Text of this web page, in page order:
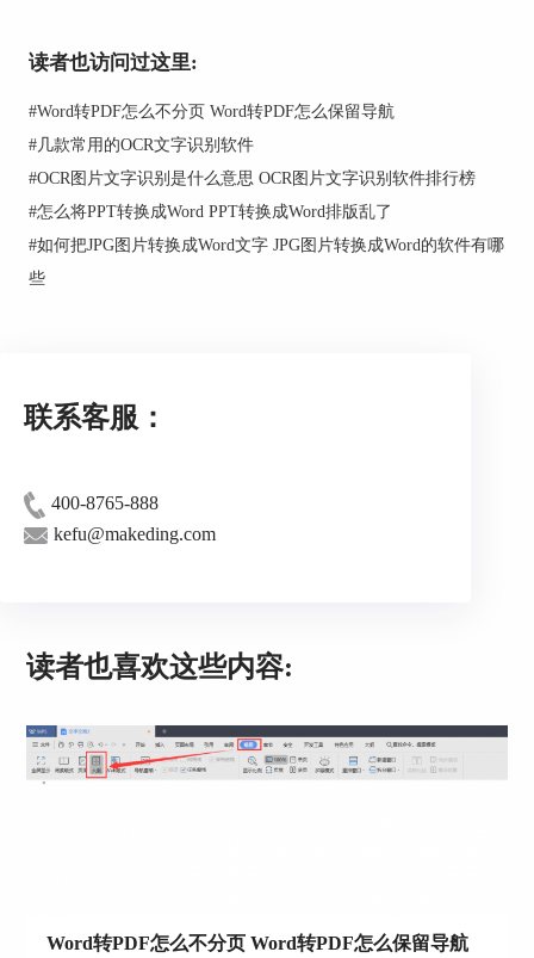
3、从‘原因’下拉列表中选择你签署文档的原
因，或者输入新的原因。
4、如果需要，在‘位置’和‘联系方式’字段，指
定签名的位置和联系方式细节。
5、如果希望自己的签名里有图像，就选择‘添
加自定义图像到数字签名’，然后点击‘选择图像’按
钮浏览图像文件，图像将出现在签名的左侧。
8、保存文档。
新的签名到已经签了名的文档，之前添加的签名将
依然有效。
•在数字签名面板中双击该签名。
动验证文档里的数字签名，如果有，验证结果将显
示在数字签名面板里，同样包含与文档中使用的签
除签名。
读者也访问过这里:
#Word转PDF怎么不分页 Word转PDF怎么保留导航
#几款常用的OCR文字识别软件
#OCR图片文字识别是什么意思 OCR图片文字识别软件排行榜
#怎么将PPT转换成Word PPT转换成Word排版乱了
#如何把JPG图片转换成Word文字 JPG图片转换成Word的软件有哪
些
联系客服：
400-8765-888
kefu@makeding.com
读者也喜欢这些内容:
Word转PDF怎么不分页 Word转PDF怎么保留导航